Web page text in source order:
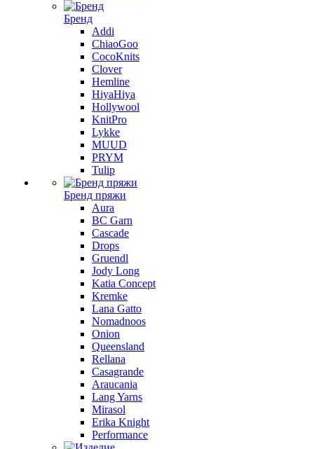
Бренд
Addi
ChiaoGoo
CocoKnits
Clover
Hemline
HiyaHiya
Hollywool
KnitPro
Lykke
MUUD
PRYM
Tulip
Бренд пряжи
Aura
BC Garn
Cascade
Drops
Gruendl
Jody Long
Katia Concept
Kremke
Lana Gatto
Nomadnoos
Onion
Queensland
Rellana
Casagrande
Araucania
Lang Yarns
Mirasol
Erika Knight
Performance